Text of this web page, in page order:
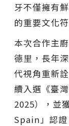
牙不僅擁有
的重要文化符
本次合作主
德里，長年
代視角重新
續入選《臺
2025），並
Spain」認證